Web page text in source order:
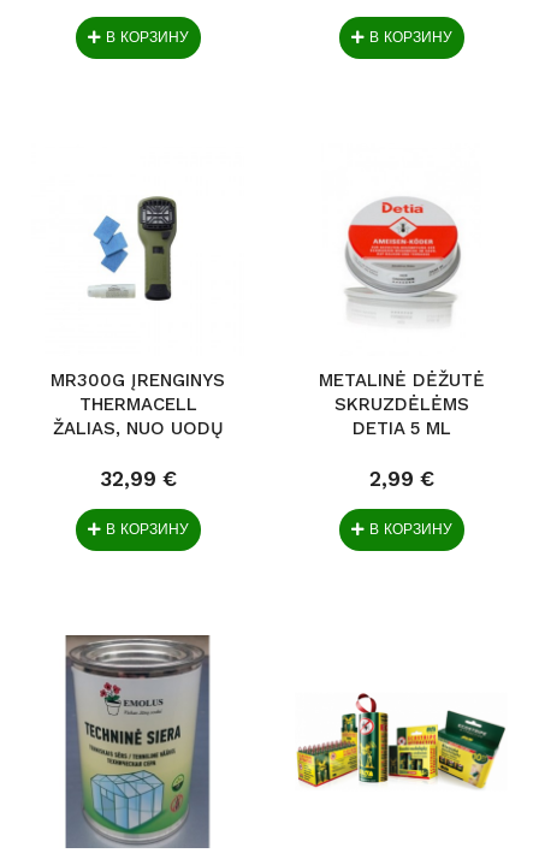
В КОРЗИНУ В КОРЗИНУ
MR300G ĮRENGINYS
THERMACELL
ŽALIAS, NUO UODŲ
32,99 €
В КОРЗИНУ
METALINĖ DĖŽUTĖ
SKRUZDĖLĖMS
DETIA 5 ML
2,99 €
В КОРЗИНУ